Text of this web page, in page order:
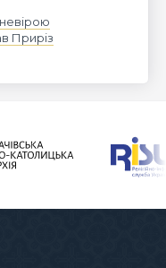
Приріз